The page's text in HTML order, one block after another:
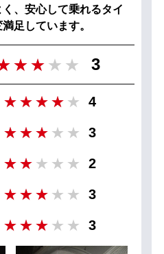
く、安心して乗れるタイ
足しています。
3
4
3
2
3
3